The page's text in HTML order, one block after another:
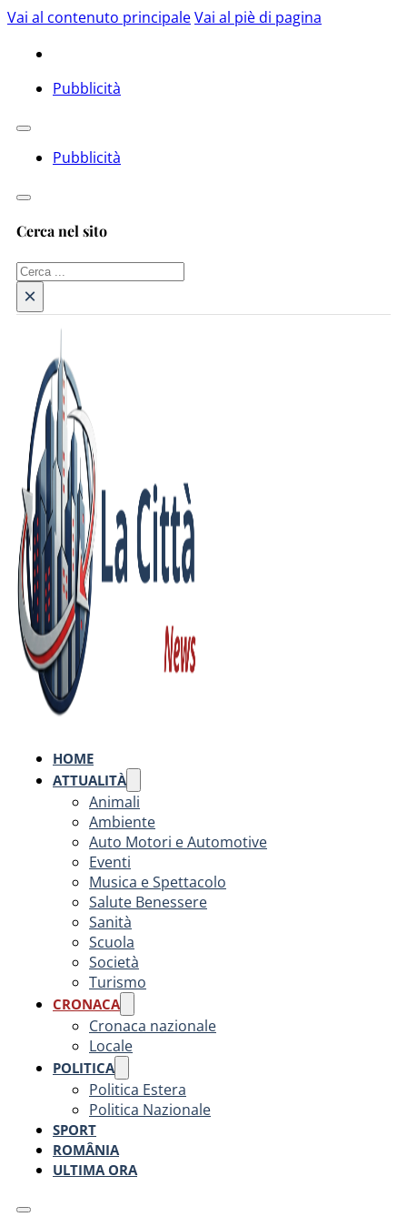
Vai al contenuto principaleVai al piè di pagina
Pubblicità
Pubblicità
Cerca nel sito
Cerca
×
HOME
ATTUALITÀ
Animali
Ambiente
Auto Motori e Automotive
Eventi
Musica e Spettacolo
Salute Benessere
Sanità
Scuola
Società
Turismo
CRONACA
Cronaca nazionale
Locale
POLITICA
Politica Estera
Politica Nazionale
SPORT
ROMÂNIA
ULTIMA ORA